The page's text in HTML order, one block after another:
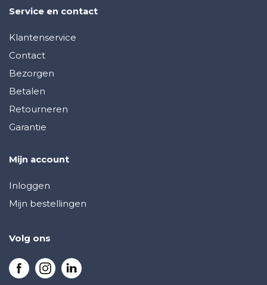
Service en contact
Klantenservice
Contact
Bezorgen
Betalen
Retourneren
Garantie
Mijn account
Inloggen
Mijn bestellingen
Volg ons